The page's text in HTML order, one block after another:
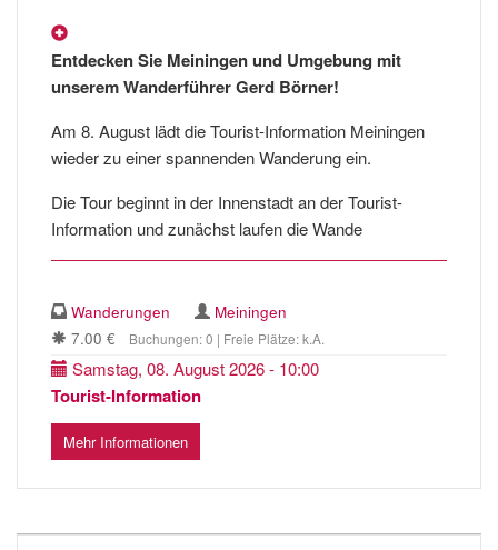
Entdecken Sie Meiningen und Umgebung mit
unserem Wanderführer Gerd Börner!
Am 8. August lädt die Tourist-Information Meiningen
wieder zu einer spannenden Wanderung ein.
Die Tour beginnt in der Innenstadt an der Tourist-
Information und zunächst laufen die Wande
Wanderungen
Meiningen
7.00 €
Buchungen: 0 | Freie Plätze: k.A.
Samstag, 08. August 2026 - 10:00
Tourist-Information
Mehr Informationen